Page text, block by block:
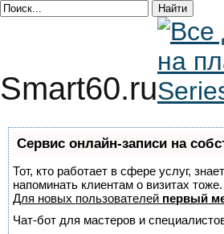
Smart60.ru
Сервис онлайн-записи на
Тот, кто работает в сфере услуг,
напоминать клиентам о визитах
Для новых пользователей первый
Чат-бот для мастеров и